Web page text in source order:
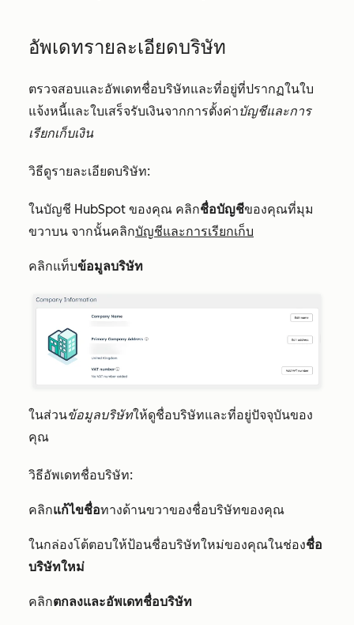
อัพเดทรายละเอียดบริษัท
ตรวจสอบและอัพเดทชื่อบริษัทและที่อยู่ที่ปรากฏในใบ
แจ้งหนี้และใบเสร็จรับเงินจากการตั้งค่าบัญชีและการ
เรียกเก็บเงิน
วิธีดูรายละเอียดบริษัท:
ในบัญชี HubSpot ของคุณ คลิกชื่อบัญชีของคุณที่มุม
ขวาบน จากนั้นคลิกบัญชีและการเรียกเก็บ
คลิกแท็บข้อมูลบริษัท
ในส่วนข้อมูลบริษัทให้ดูชื่อบริษัทและที่อยู่ปัจจุบันของ
คุณ
วิธีอัพเดทชื่อบริษัท:
คลิกแก้ไขชื่อทางด้านขวาของชื่อบริษัทของคุณ
ในกล่องโต้ตอบให้ป้อนชื่อบริษัทใหม่ของคุณในช่องชื่อ
บริษัทใหม่
คลิกตกลงและอัพเดทชื่อบริษัท